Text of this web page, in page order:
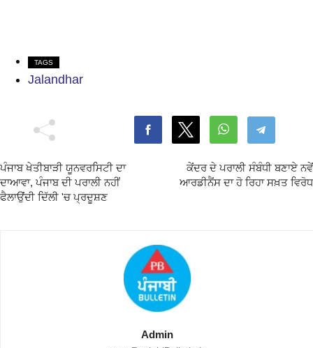
TAGS
Jalandhar
ਪੰਜਾਬ ਖੇਤੀਬਾੜੀ ਯੂਨਵਰਸਿਟੀ ਦਾ
ਦਾਆਵਾ, ਪੰਜਾਬ ਦੀ ਪਰਾਲੀ ਨਹੀਂ
ਫੈਲਾਉਂਦੀ ਦਿੱਲੀ 'ਚ ਪ੍ਰਦੂਸ਼ਣ
ਕੇਂਦਰ ਦੇ ਪਰਾਲੀ ਸੰਬੰਧੀ ਬਣਾਏ ਨਵੇਂ
ਆਰਡੀਨੈਂਸ ਦਾ ਹੋ ਰਿਹਾ ਸਖ਼ਤ ਵਿਰੋਧ
Admin